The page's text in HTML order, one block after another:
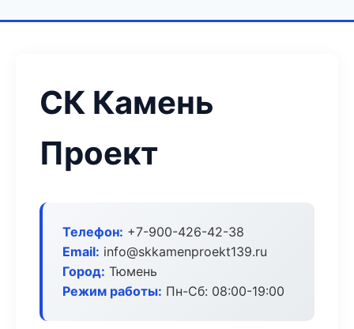
СК Камень
Проект
Телефон: +7-900-426-42-38
Email: info@skkamenproekt139.ru
Город: Тюмень
Режим работы: Пн-Сб: 08:00-19:00